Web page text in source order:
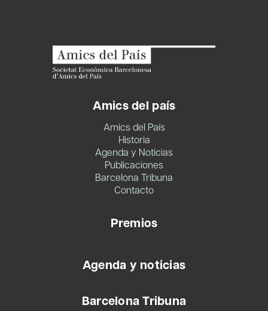
Amics del país
Amics del País
Historia
Agenda y Noticias
Publicaciones
Barcelona Tribuna
Contacto
Premios
Agenda y noticias
Barcelona Tribuna